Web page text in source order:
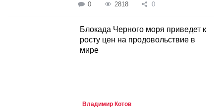
0 2818 0
Блокада Черного моря приведет к
росту цен на продовольствие в
мире
Владимир Котов